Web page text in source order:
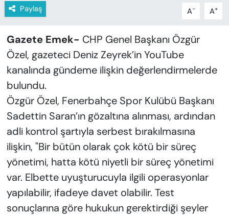
Paylaş A- A+
Gazete Emek- CHP Genel Başkanı Özgür
Özel, gazeteci Deniz Zeyrek’in YouTube
kanalında gündeme ilişkin değerlendirmelerde
bulundu.
Özgür Özel, Fenerbahçe Spor Kulübü Başkanı
Sadettin Saran’ın gözaltına alınması, ardından
adli kontrol şartıyla serbest bırakılmasına
ilişkin, "Bir bütün olarak çok kötü bir süreç
yönetimi, hatta kötü niyetli bir süreç yönetimi
var. Elbette uyuşturucuyla ilgili operasyonlar
yapılabilir, ifadeye davet olabilir. Test
sonuçlarına göre hukukun gerektirdiği şeyler
VAN VE DİYARBAKIR HABERLERİ